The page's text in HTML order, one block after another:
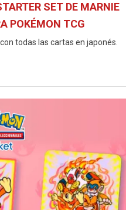
SET DE MARNIE
POKÉMON TCG
todas las cartas en japonés.